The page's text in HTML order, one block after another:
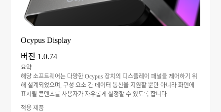
Ocypus Display
버전 1.0.74
요약
해당 소프트웨어는 다양한 Ocypus 장치의 디스플레이 패널을 제어하기 위
해 설계되었으며, 구성 요소 간 데이터 통신을 지원할 뿐만 아니라 화면에
표시될 콘텐츠를 사용자가 자유롭게 설정할 수 있도록 합니다.
적용 제품